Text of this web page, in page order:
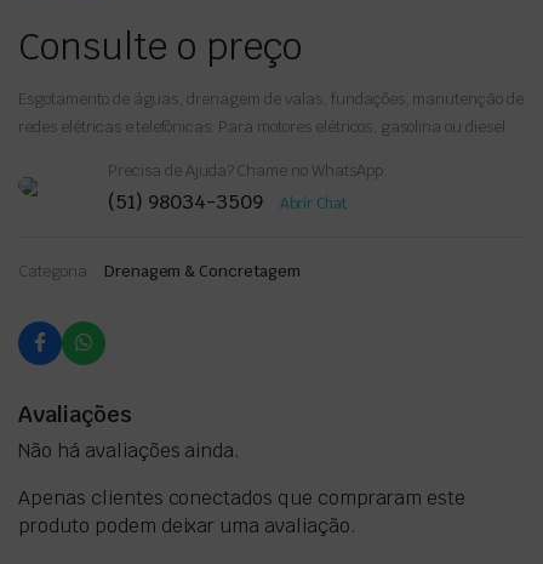
Consulte o preço
Esgotamento de águas, drenagem de valas, fundações, manutenção de
redes elétricas e telefônicas. Para motores elétricos, gasolina ou diesel.
Precisa de Ajuda? Chame no WhatsApp:
(51) 98034-3509 Abrir Chat
Categoria: Drenagem & Concretagem
Avaliações
Não há avaliações ainda.
Apenas clientes conectados que compraram este
produto podem deixar uma avaliação.